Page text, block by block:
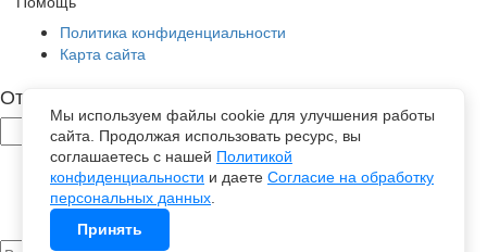
Политика конфиденциальности
Карта сайта
Отправить заявку
Мы используем файлы cookie для улучшения работы
сайта. Продолжая использовать ресурс, вы
соглашаетесь с нашей Политикой
конфиденциальности и даете Согласие на обработку
персональных данных
Принять